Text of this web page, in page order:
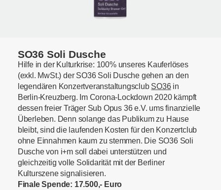
SO36 Soli Dusche
Hilfe in der Kulturkrise: 100% unseres Kauferlöses
(exkl. MwSt.) der SO36 Soli Dusche gehen an den
legendären Konzertveranstaltungsclub SO36in
Berlin-Kreuzberg. Im Corona-Lockdown 2020 kämpft
dessen freier Träger Sub Opus 36 e.V. ums finanzielle
Überleben. Denn solange das Publikum zu Hause
bleibt, sind die laufenden Kosten für den Konzertclub
ohne Einnahmen kaum zu stemmen. Die SO36 Soli
Dusche von i+m soll dabei unterstützen und
gleichzeitig volle Solidarität mit der Berliner
Kulturszene signalisieren.
Finale Spende: 17.500,- Euro